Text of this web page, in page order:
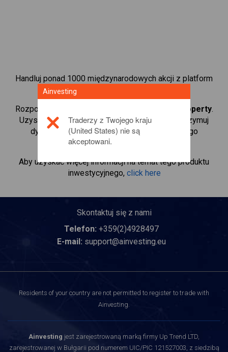
Handluj ponad 1000 międzynarodowych akcji z platform
handlową CFD od Ainvesting.
Rozpocznij handel kontraktami CFD w
Simon Property.
Uzyskaj notowania w czasie rzeczywistym i otrzymuj
dywidendy tak, jak w przypadku rzeczywistego
posiadania akcji.
Aby uzyskać więcej informacji na temat tego produktu
inwestycyjnego, click here
Skontaktuj się z nami
Telefon: +359(2)4928497
E-mail: support@ainvesting.eu
Residents of your country are not permitted to register to trade with
Ainvesting.
Ainvesting jest zarejestrowaną marką firmy Up Trend LTD,
zarejestrowanej w Bułgarii pod numerem UIC/PIC 121527003, z siedzibą
Ainvesting
Traderzy z Twojego kraju
(United States) nie są
akceptowani.